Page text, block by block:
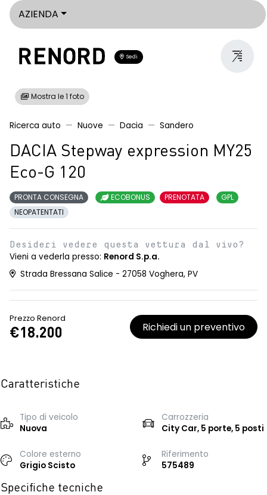
AZIENDA
Sedi
Mostra le 1 foto
Ricerca auto Nuove Dacia Sandero
DACIA Stepway expression MY25
Eco-G 120
PRONTA CONSEGNA ECOBONUS PRENOTATA
GPL
NEOPATENTATI
Desideri vedere questa vettura dal vivo?
Vieni a vederla presso: Renord S.p.a.
Strada Bressana Salice - 27058 Voghera, PV
Prezzo Renord
€18.200 Richiedi un preventivo
Caratteristiche
Tipo di veicolo
Nuova
Carrozzeria
City Car, 5 porte, 5 posti
Colore esterno
Grigio Scisto
Riferimento
575489
Specifiche tecniche